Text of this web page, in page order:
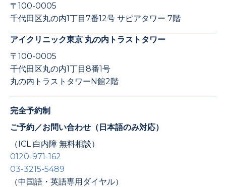
〒100-0005
千代田区丸の内1丁目7番12号 サピアタワー 7階
アイクリニック東京 丸の内トラストタワー
〒100-0005
千代田区丸の内1丁目8番1号
丸の内トラストタワーN館2階
完全予約制
ご予約／お問い合わせ（日本語のみ対応）
（ICL 白内障 無料相談）
0120-971-162
03-3215-5489
（中国語・英語専用ダイヤル）